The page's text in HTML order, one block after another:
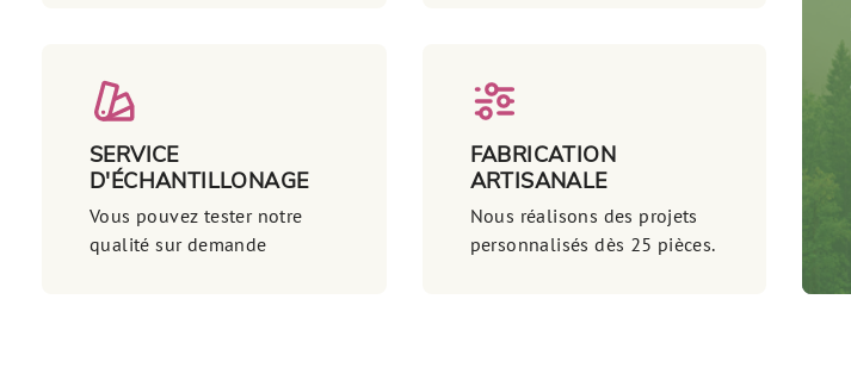
SERVICE
D'ÉCHANTILLONAGE
Vous pouvez tester notre
qualité sur demande
FABRICATION
ARTISANALE
Nous réalisons des projets
personnalisés dès 25 pièces.